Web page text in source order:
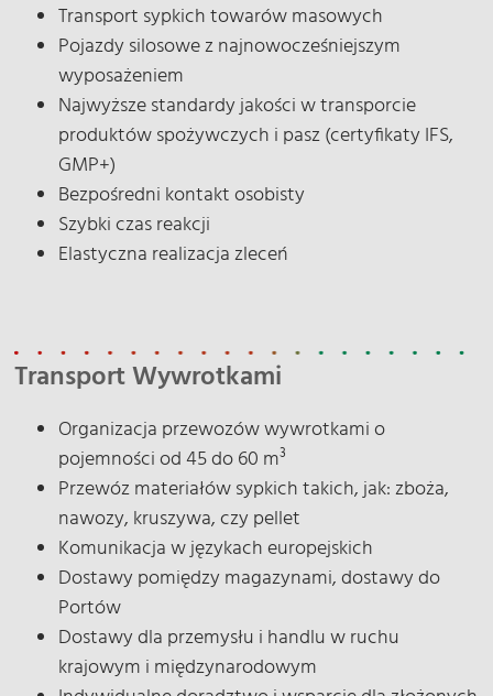
Transport sypkich towarów masowych
Pojazdy silosowe z najnowocześniejszym
wyposażeniem
Najwyższe standardy jakości w transporcie
produktów spożywczych i pasz (certyfikaty IFS,
GMP+)
Bezpośredni kontakt osobisty
Szybki czas reakcji
Elastyczna realizacja zleceń
Transport Wywrotkami
Organizacja przewozów wywrotkami o
pojemności od 45 do 60 m³
Przewóz materiałów sypkich takich, jak: zboża,
nawozy, kruszywa, czy pellet
Komunikacja w językach europejskich
Dostawy pomiędzy magazynami, dostawy do
Portów
Dostawy dla przemysłu i handlu w ruchu
krajowym i międzynarodowym